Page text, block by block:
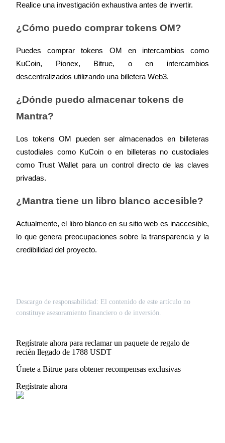
Realice una investigación exhaustiva antes de invertir.
¿Cómo puedo comprar tokens OM?
Puedes comprar tokens OM en intercambios como
KuCoin, Pionex, Bitrue, o en intercambios
descentralizados utilizando una billetera Web3.
¿Dónde puedo almacenar tokens de
Mantra?
Los tokens OM pueden ser almacenados en billeteras
custodiales como KuCoin o en billeteras no custodiales
como Trust Wallet para un control directo de las claves
privadas.
¿Mantra tiene un libro blanco accesible?
Actualmente, el libro blanco en su sitio web es inaccesible,
lo que genera preocupaciones sobre la transparencia y la
credibilidad del proyecto.
Descargo de responsabilidad: El contenido de este artículo no
constituye asesoramiento financiero o de inversión.
Regístrate ahora para reclamar un paquete de regalo de
recién llegado de 1788 USDT
Únete a Bitrue para obtener recompensas exclusivas
Regístrate ahora